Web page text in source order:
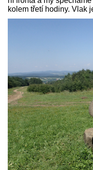
kolem třetí hodiny. Vlak